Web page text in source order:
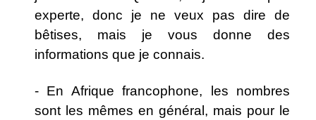
experte, donc je ne veux pas dire de
bêtises, mais je vous donne des
informations que je connais.
- En Afrique francophone, les nombres
sont les mêmes en général, mais pour le